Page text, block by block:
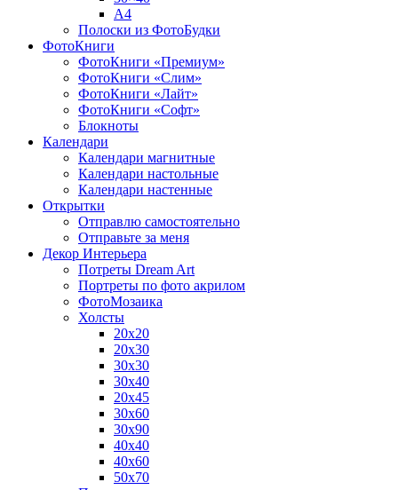
A4
Полоски из ФотоБудки
ФотоКниги
ФотоКниги «Премиум»
ФотоКниги «Слим»
ФотоКниги «Лайт»
ФотоКниги «Софт»
Блокноты
Календари
Календари магнитные
Календари настольные
Календари настенные
Открытки
Отправлю самостоятельно
Отправьте за меня
Декор Интерьера
Потреты Dream Art
Портреты по фото акрилом
ФотоМозаика
Холсты
20х20
20х30
30х30
30х40
20х45
30х60
30х90
40х40
40х60
50х70